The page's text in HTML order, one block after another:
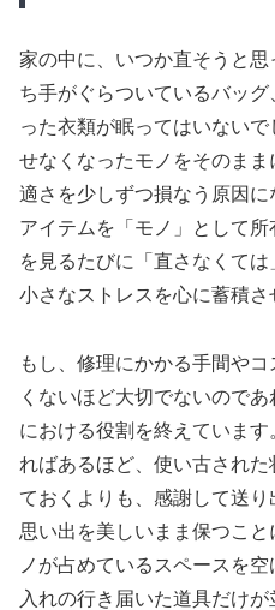
家の中に、いつか直そうと
ち手がぐらついているバッ
った衣類が眠ってはいない
せなくなったモノをそのま
適さを少しずつ損なう原因
アイテムを「モノ」として
を見るたびに「直さなくて
小さなストレスを心に蓄積さ
もし、修理にかかる手間や
くないほど大切でないので
における役割を終えていま
ればあるほど、使い古され
ておくよりも、感謝して送
思い出を美しいまま保つこ
ノが占めているスペースを
入れの行き届いた道具だけ